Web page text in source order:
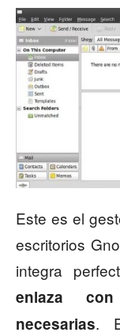
Este es el
escritorios
integra
enlaza
necesarias.